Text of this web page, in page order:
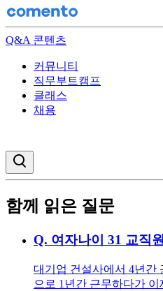
Q&A 콘텐츠
커뮤니티
직무부트캠프
클래스
채용
함께 읽은 질문
Q. 여자나이 31 교직
대기업 건설사에서 4년간
으로 1년간 근무하다가 이